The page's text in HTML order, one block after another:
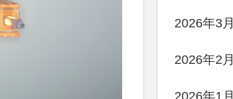
2026年3月
2026年2月
2026年1月